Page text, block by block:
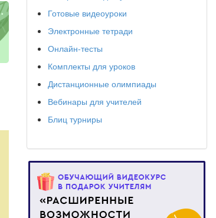
Готовые видеоуроки
Электронные тетради
Онлайн-тесты
Комплекты для уроков
Дистанционные олимпиады
Вебинары для учителей
Блиц турниры